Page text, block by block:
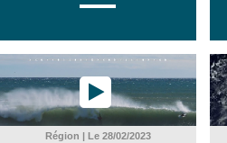
Région | Le 28/02/2023